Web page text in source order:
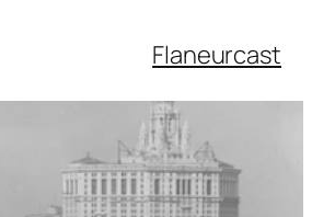
Flaneurcast